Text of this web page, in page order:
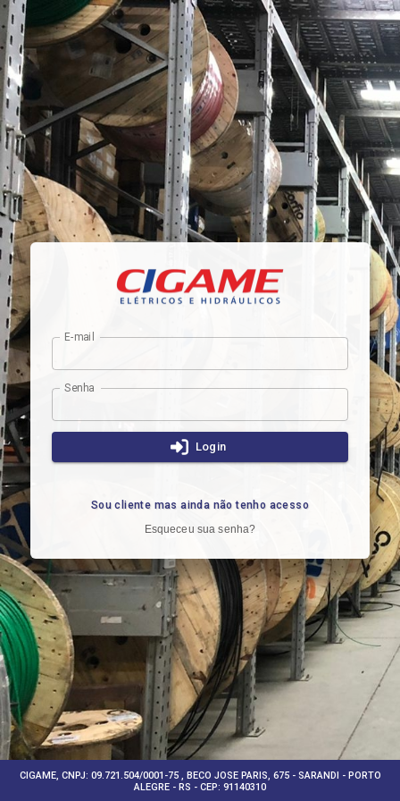
E-mail
Senha
Login
Sou cliente mas ainda não tenho acesso
Esqueceu sua senha?
CIGAME, CNPJ: 09.721.504/0001-75 , BECO JOSE PARIS, 675 - SARANDI - PORTO
ALEGRE - RS - CEP: 91140310